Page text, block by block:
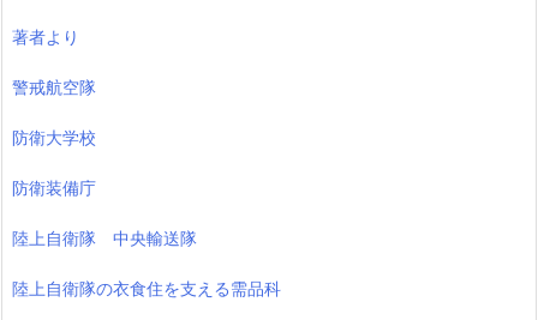
著者より
警戒航空隊
防衛大学校
防衛装備庁
陸上自衛隊 中央輸送隊
陸上自衛隊の衣食住を支える需品科